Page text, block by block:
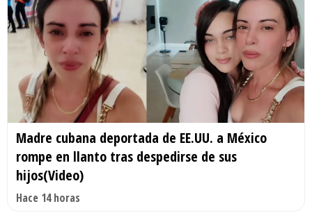
Madre cubana deportada de EE.UU. a México
rompe en llanto tras despedirse de sus
hijos(Video)
Hace 14 horas